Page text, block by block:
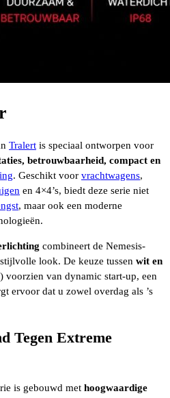
Tralert is speciaal ontworpen voor
betrouwbaarheid, compact en
. Geschikt voor vrachtwagens,
en 4×4’s, biedt deze serie niet
, maar ook een moderne
combineert de Nemesis-
look. De keuze tussen wit en
voorzien van dynamic start-up, een
ervoor dat u zowel overdag als ’s
Tegen Extreme
is gebouwd met hoogwaardige